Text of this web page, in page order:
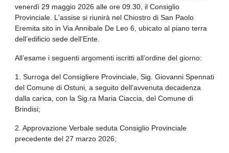
venerdì 29 maggio 2026 alle ore 09.30, il Consiglio
Provinciale. L'assise si riunirà nel Chiostro di San Paolo
Eremita sito in Via Annibale De Leo 6, ubicato al piano terra
dell’edificio sede dell’Ente.
All’esame i seguenti argomenti iscritti all’ordine del giorno:
1. Surroga del Consigliere Provinciale, Sig. Giovanni Spennati
del Comune di Ostuni, a seguito dell’avvenuta decadenza
dalla carica, con la Sig.ra Maria Ciaccia, del Comune di
Brindisi;
2. Approvazione Verbale seduta Consiglio Provinciale
precedente del 27 marzo 2026;